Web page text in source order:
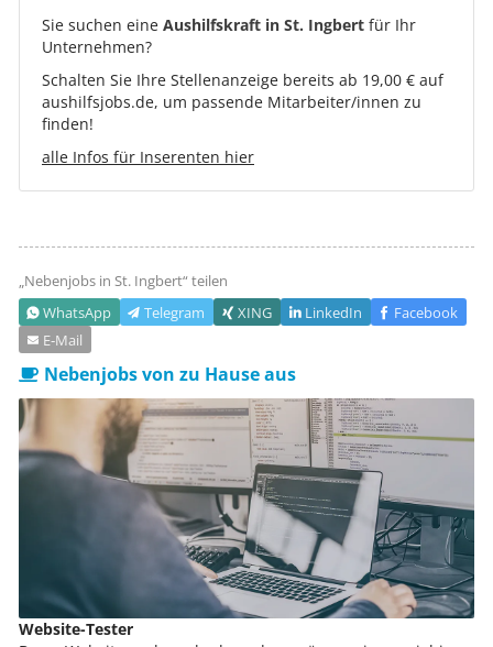
Sie suchen eine Aushilfskraft in St. Ingbert für Ihr
Unternehmen?
Schalten Sie Ihre Stellenanzeige bereits ab 19,00 € auf
aushilfsjobs.de, um passende Mitarbeiter/innen zu
finden!
alle Infos für Inserenten hier
„Nebenjobs in St. Ingbert“ teilen
WhatsApp
Telegram XING LinkedIn
Facebook
E‑Mail
Nebenjobs von zu Hause aus
Website-Tester